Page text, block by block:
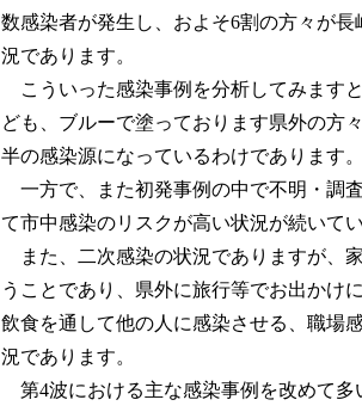
数感染者が発生し、およそ6割の方々が
況であります。
こういった感染事例を分析してみます
ども、ブルーで塗っております県外の方
半の感染源になっているわけであります。
一方で、また初発事例の中で不明・調
て市中感染のリスクが高い状況が続いて
また、二次感染の状況でありますが、
うことであり、県外に旅行等でお出かけ
飲食を通して他の人に感染させる、職場
況であります。
第4波における主な感染事例を改めて多